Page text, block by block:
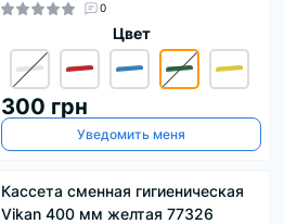
0
Цвет
300 грн
Уведомить меня
Кассета сменная гигиеническая
Vikan 400 мм желтая 77326